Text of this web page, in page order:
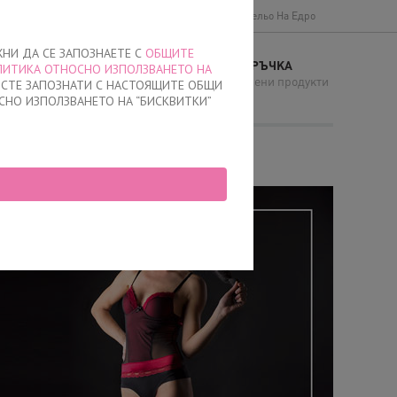
ДА СЕ ЗАПОЗНАЕТЕ С ОБЩИТЕ
ОТНОСНО ИЗПОЛЗВАНЕТО НА
ЗАПОЗНАТИ С НАСТОЯЩИТЕ ОБЩИ
ИЗПОЛЗВАНЕТО НА “БИСКВИТКИ”
Бельо На Едро
МОЯТА ПОРЪЧКА
няма добавени продукти